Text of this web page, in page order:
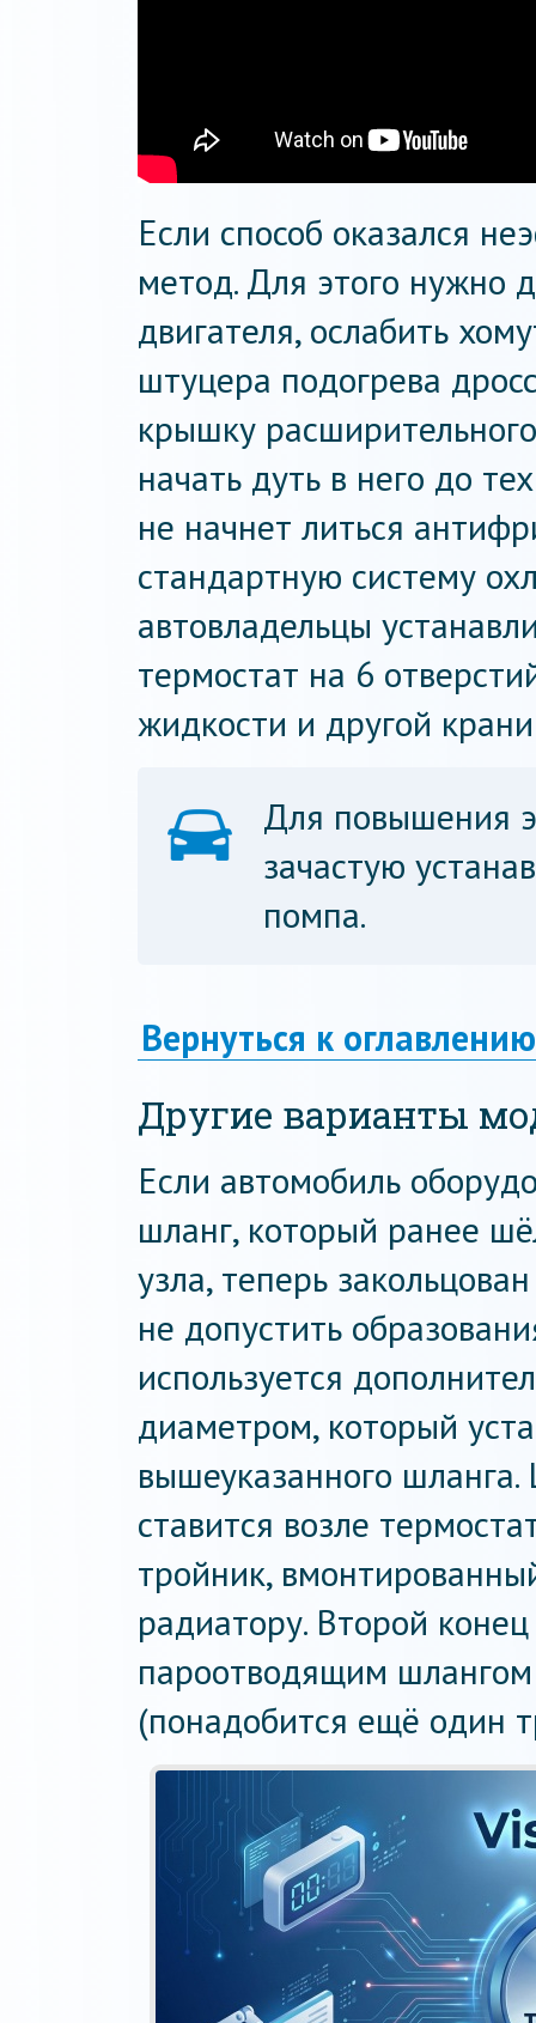
Если способ оказался
метод. Для этого нужно
двигателя, ослабить
штуцера подогрева
крышку
начать дуть в него до
не начнет литься
стандартную систему
автовладельцы
термостат на 6
жидкости и другой
Для повышения
зачастую
помпа.
Вернуться к оглавлению
Другие варианты
Если автомобиль
шланг, который ранее
узла, теперь
не допустить
используется
диаметром, который
вышеуказанного
ставится возле
тройник,
радиатору. Второй
пароотводящим шлангом
(понадобится ещё один